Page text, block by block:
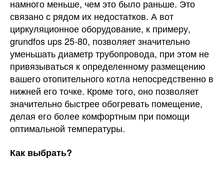
намного меньше, чем это было раньше. Это
связано с рядом их недостатков. А вот
циркуляционное оборудование, к примеру,
grundfos ups 25-80, позволяет значительно
уменьшать диаметр трубопровода, при этом не
привязываться к определенному размещению
вашего отопительного котла непосредственно в
нижней его точке. Кроме того, оно позволяет
значительно быстрее обогревать помещение,
делая его более комфортным при помощи
оптимальной температуры.
Как выбрать?